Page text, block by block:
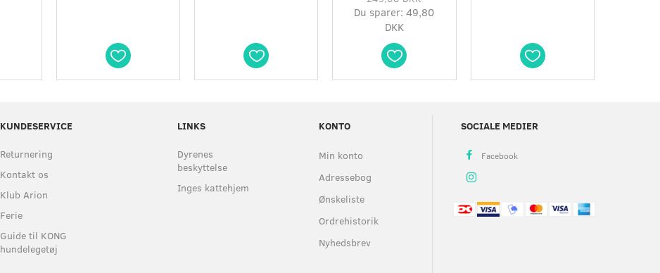
Du sparer:49,80
DKK
KUNDESERVICE
Returnering
Kontakt os
Klub Arion
Ferie
Guide til KONG
hundelegetøj
LINKS
Dyrenes
beskyttelse
Inges kattehjem
KONTO
Min konto
Adressebog
Ønskeliste
Ordrehistorik
Nyhedsbrev
SOCIALE MEDIER